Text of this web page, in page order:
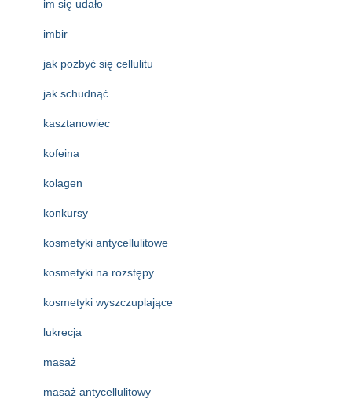
im się udało
imbir
jak pozbyć się cellulitu
jak schudnąć
kasztanowiec
kofeina
kolagen
konkursy
kosmetyki antycellulitowe
kosmetyki na rozstępy
kosmetyki wyszczuplające
lukrecja
masaż
masaż antycellulitowy